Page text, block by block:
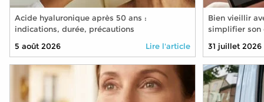
Acide hyaluronique après 50 ans :
indications, durée, précautions
5 août 2026
Lire l'article
Bien vieillir
simplifier son
31 juillet 2026